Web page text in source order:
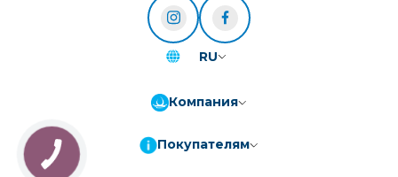
RU
Компания
Покупателям